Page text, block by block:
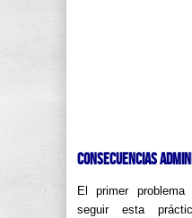
Consecuencias
El primer
seguir esta